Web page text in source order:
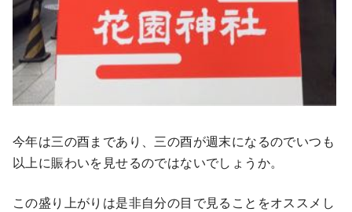
今年は三の酉まであり、三の酉が週末になるのでいつも
以上に賑わいを見せるのではないでしょうか。
この盛り上がりは是非自分の目で見ることをオススメし